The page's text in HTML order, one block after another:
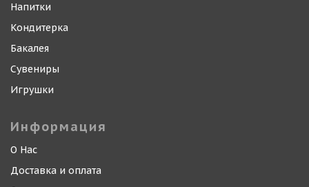
Напитки
Кондитерка
Бакалея
Сувениры
Игрушки
Информация
О Нас
Доставка и оплата